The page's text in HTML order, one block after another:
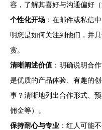
容，了解其喜好与沟通偏好
个性化开场 ：在邮件或私信
明您是如何关注到他们，并
赏。
清晰阐述价值 ：明确说明合
是优质的产品体验、有趣的
事？清晰地列出合作形式、
佣金等）。
保持耐心与专业 ：红人可能